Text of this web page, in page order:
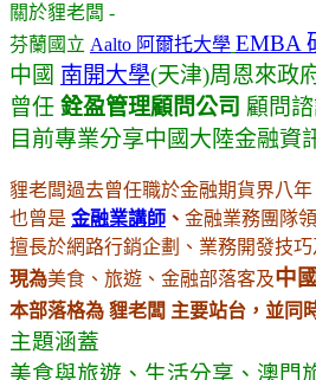
關於貍老闆 -
芬蘭國立 Aalto 阿爾托大學 EMBA
中國 南開大學(天津)周恩來政
曾任 銓盈管理顧問公司 顧問
目前專業分享中國大陸金融資
貍老闆過去曾任職於金融期貨界八
也曾是 金融業講師 、 金融業務團隊
擅長於網路行銷企劃、業務開發技
現為美食、旅遊、 金融部落客及中
本部落格為 貍老闆 主要站台，並同
主題涵蓋
美食與旅遊 、生活分享 、澳門